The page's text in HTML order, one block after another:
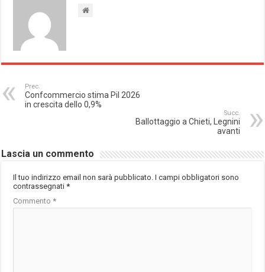
Prec.
Confcommercio stima Pil 2026
in crescita dello 0,9%
Succ.
Ballottaggio a Chieti, Legnini
avanti
Lascia un commento
Il tuo indirizzo email non sarà pubblicato. I campi obbligatori sono
contrassegnati*
Commento*